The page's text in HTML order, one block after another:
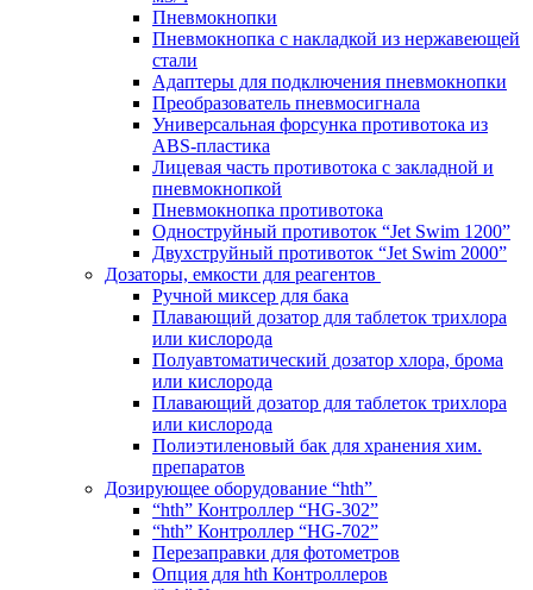
Пневмокнопки
Пневмокнопка с накладкой из нержавеющей
стали
Адаптеры для подключения пневмокнопки
Преобразователь пневмосигнала
Универсальная форсунка противотока из
ABS-пластика
Лицевая часть противотока с закладной и
пневмокнопкой
Пневмокнопка противотока
Одноструйный противоток “Jet Swim 1200”
Двухструйный противоток “Jet Swim 2000”
Дозаторы, емкости для реагентов
Ручной миксер для бака
Плавающий дозатор для таблеток трихлора
или кислорода
Полуавтоматический дозатор хлора, брома
или кислорода
Плавающий дозатор для таблеток трихлора
или кислорода
Полиэтиленовый бак для хранения хим.
препаратов
Дозирующее оборудование “hth”
“hth” Контроллер “HG-302”
“hth” Контроллер “HG-702”
Перезаправки для фотометров
Опция для hth Контроллеров